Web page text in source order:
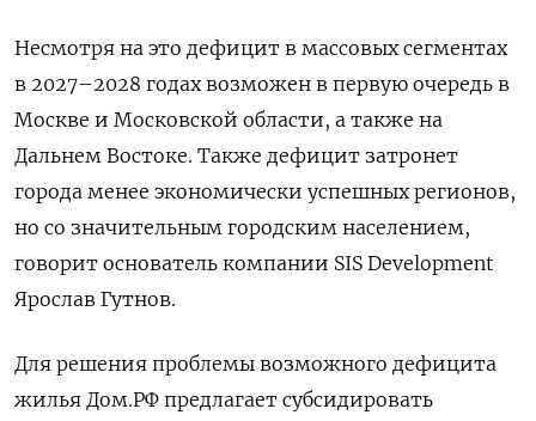
Несмотря на это дефицит в массовых сегментах
в 2027–2028 годах возможен в первую очередь в
Москве и Московской области, а также на
Дальнем Востоке. Также дефицит затронет
города менее экономически успешных регионов,
но со значительным городским населением,
говорит основатель компании SIS Development
Ярослав Гутнов.
Для решения проблемы возможного дефицита
жилья Дом.РФ предлагает субсидировать